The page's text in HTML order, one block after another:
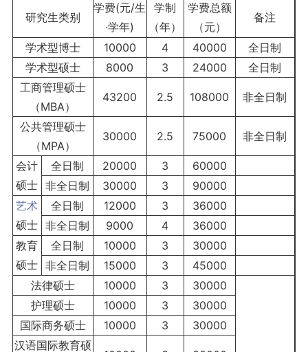
研究生类别
学费(元/生
·学年)
学制
（年）
学费总额
（元）
备注
学术型博士 10000 4 40000
全日制
学术型硕士
8000 3 24000
全日制
工商管理硕士
（MBA）
43200 2.5 108000 非全日制
公共管理硕士
（MPA）
30000 2.5 75000 非全日制
会计
硕士
全日制 20000 3
60000
非全日制
30000 3
90000
艺术
硕士
全日制 12000 3
36000
非全日制
9000 4
36000
教育
硕士
全日制 10000 3
30000
非全日制
15000 3
45000
法律硕士
10000 3 30000
护理硕士 10000 3
30000
国际商务硕士
10000 3
30000
汉语国际教育硕